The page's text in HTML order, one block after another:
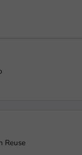
Reuse